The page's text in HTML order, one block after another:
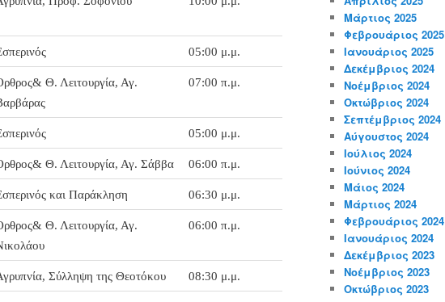
05:00 μ.μ.
Θ. Λειτουργία, Αγ.
07:00 π.μ.
05:00 μ.μ.
Θ. Λειτουργία, Αγ. Σάββα 06:00 π.μ.
και Παράκληση 06:30 μ.μ.
Θ. Λειτουργία, Αγ.
06:00 π.μ.
Σύλληψη της Θεοτόκου 08:30 μ.μ.
Μάρτιος 2025
Φεβρουάριος 2025
Ιανουάριος 2025
Δεκέμβριος 2024
Νοέμβριος 2024
Οκτώβριος 2024
Σεπτέμβριος 2024
Αύγουστος 2024
Ιούλιος 2024
Ιούνιος 2024
Μάιος 2024
Μάρτιος 2024
Φεβρουάριος 2024
Ιανουάριος 2024
Δεκέμβριος 2023
Νοέμβριος 2023
Οκτώβριος 2023